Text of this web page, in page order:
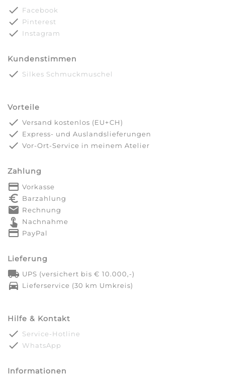
done Facebook
done Pinterest
done Instagram
Kundenstimmen
done Silkes Schmuckmuschel
Vorteile
done Versand kostenlos (EU+CH)
done Express- und Auslandslieferungen
done Vor-Ort-Service in meinem Atelier
Zahlung
payment Vorkasse
euro_symbol Barzahlung
markunread Rechnung
touch_app Nachnahme
credit_card PayPal
Lieferung
local_shipping UPS (versichert bis € 10.000,-)
directions_car Lieferservice (30 km Umkreis)
Hilfe & Kontakt
done Service-Hotline
done WhatsApp
Informationen